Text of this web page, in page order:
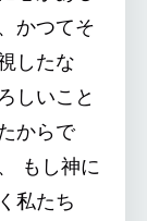
かつてそ
したな
しいこと
からで
もし神に
私たち